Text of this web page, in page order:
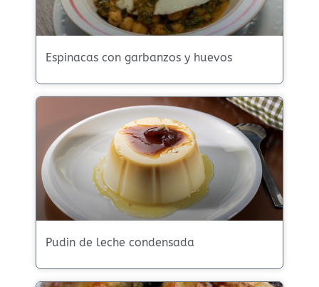
Espinacas con garbanzos y huevos
Pudin de leche condensada